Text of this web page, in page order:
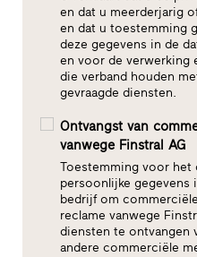
en dat u meerderjarig
en dat u toestemming
deze gegevens in de
en voor de verwerking
die verband houden
gevraagde diensten.
Ontvangst van
vanwege Finstral AG
Toestemming voor het
persoonlijke gegevens
bedrijf om
reclame vanwege
diensten te ontvangen
andere commerciële